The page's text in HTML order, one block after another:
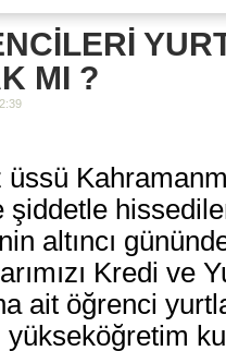
MI ?
üssü
şiddetle
altıncı
Kredi ve
ait öğrenci